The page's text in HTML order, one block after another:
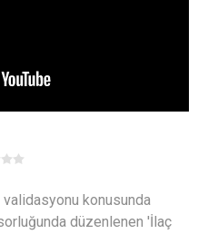
konusunda
düzenlenen 'İlaç